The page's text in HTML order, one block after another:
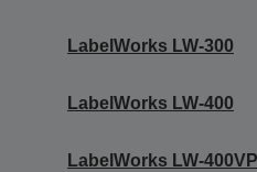
LabelWorks LW-300
LabelWorks LW-400
LabelWorks LW-400VP